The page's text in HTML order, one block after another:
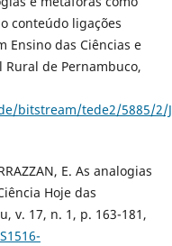
conteúdo ligações
Ensino das Ciências e
de Pernambuco,
bitstream/tede2/5885/2/
E. As analogias
Hoje das
v. 17, n. 1, p. 163-181,